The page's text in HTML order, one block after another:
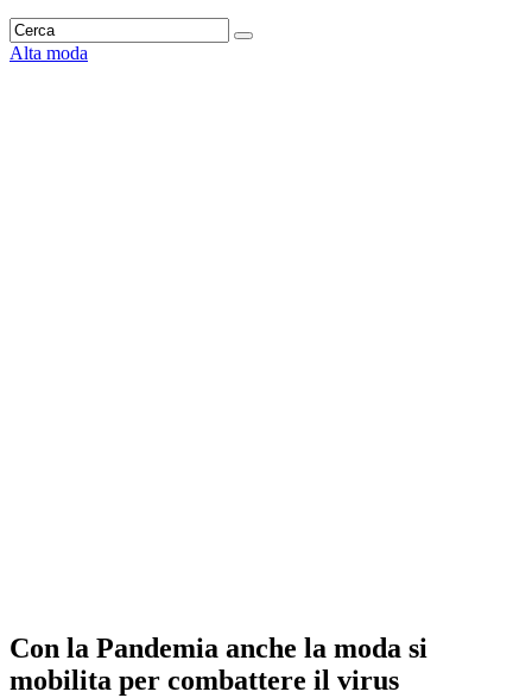
Alta moda
Con la Pandemia anche la moda si
mobilita per combattere il virus